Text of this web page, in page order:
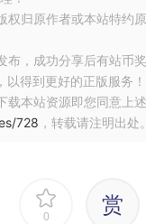
归原作者或本站特约
，成功分享后有站币
得到更好的正版服务！
本站资源即您同意上述
728 ，转载请注明出处。
0 赏